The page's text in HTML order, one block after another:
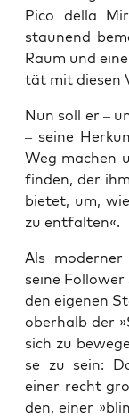
Pico del­la
stau­nend
Raum und
tät mit die­sen
Nun soll er –
– sei­ne
Weg machen
fin­den, der
bie­tet, um,
zu entfalten«.
Als
sei­ne
den eige­nen
ober­halb der
sich zu
se zu sein:
einer recht
den, einer